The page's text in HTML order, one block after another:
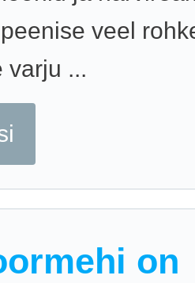
veel
varju ...
on